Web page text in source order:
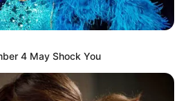
4 May Shock You